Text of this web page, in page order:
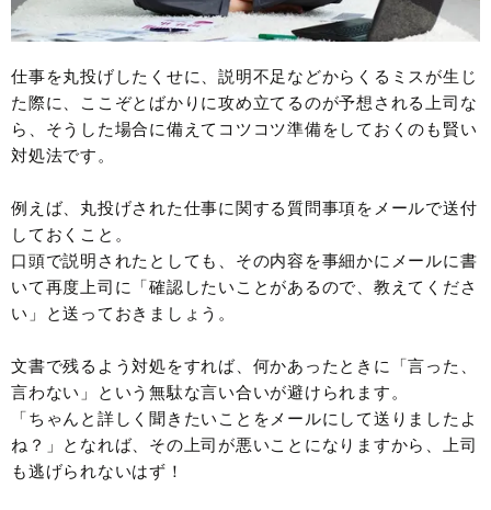
仕事を丸投げしたくせに、説明不足などからくるミスが生じ
た際に、ここぞとばかりに攻め立てるのが予想される上司な
ら、そうした場合に備えてコツコツ準備をしておくのも賢い
対処法です。
例えば、丸投げされた仕事に関する質問事項をメールで送付
しておくこと。
口頭で説明されたとしても、その内容を事細かにメールに書
いて再度上司に「確認したいことがあるので、教えてくださ
い」と送っておきましょう。
文書で残るよう対処をすれば、何かあったときに「言った、
言わない」という無駄な言い合いが避けられます。
「ちゃんと詳しく聞きたいことをメールにして送りましたよ
ね？」となれば、その上司が悪いことになりますから、上司
も逃げられないはず！